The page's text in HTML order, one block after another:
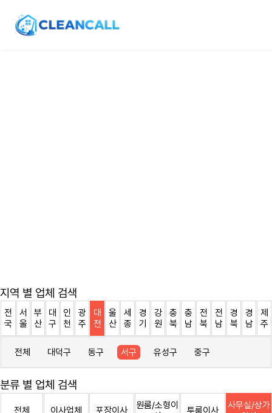
지역 별 업체 검색
전
국
서
울
부
산
대
구
인
천
광
주
대
전
울
산
세
종
경
기
강
원
충
북
충
남
전
북
전
남
경
북
경
남
제
주
전체 대덕구 동구 서구 유성구 중구
분류 별 업체 검색
전체 이사업체 포장이사
원룸/소형이
투룸이사
사무실/상가